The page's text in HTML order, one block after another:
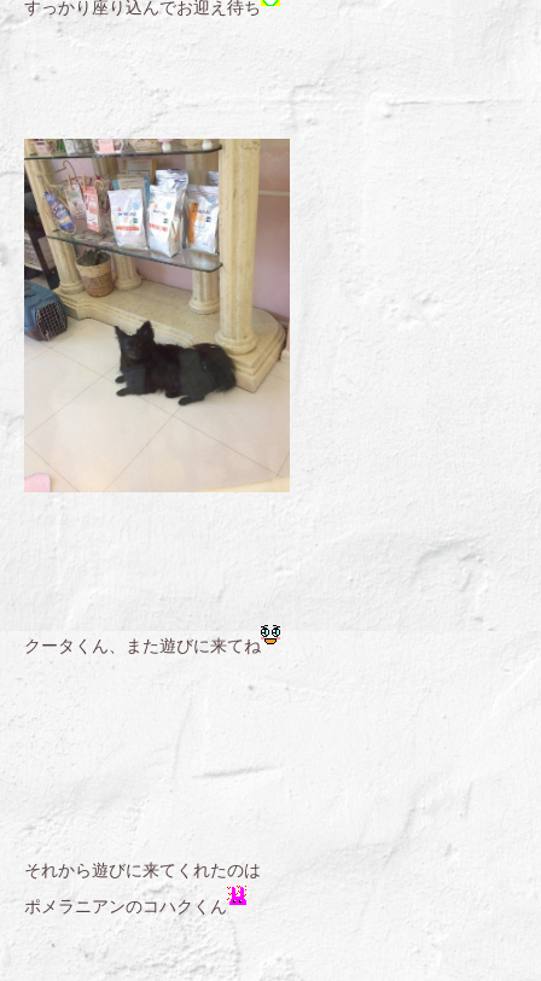
すっかり座り込んでお迎え待ち
クータくん、また遊びに来てね
それから遊びに来てくれたのは
ポメラニアンのコハクくん